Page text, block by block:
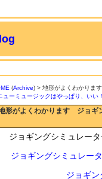
(Archive) > 地形がよくわかりま
ューミュージックはやっぱり、いい
形がよくわかります ジョギ
ジョギングシミュレー
ジョギングシミュレー
ジョギ